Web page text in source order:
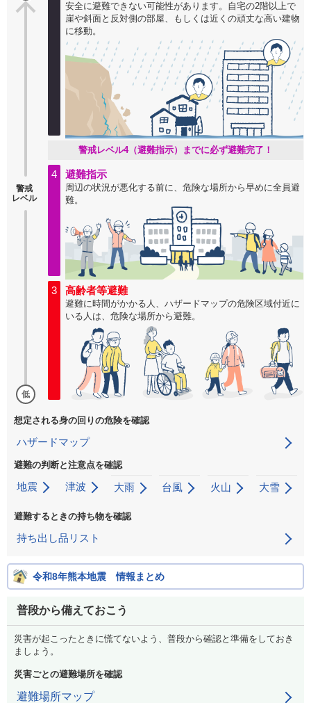
警戒
レベル
安全に避難できない可能性があります。自宅の2階以上で
崖や斜面と反対側の部屋、もしくは近くの頑丈な高い建物
に移動。
警戒レベル4（避難指示）までに必ず避難完了！
4 避難指示
周辺の状況が悪化する前に、危険な場所から早めに全員避
難。
低
3 高齢者等避難
避難に時間がかかる人、ハザードマップの危険区域付近に
いる人は、危険な場所から避難。
想定される身の回りの危険を確認
ハザードマップ
避難の判断と注意点を確認
地震 津波 大雨 台風 火山 大雪
避難するときの持ち物を確認
持ち出し品リスト
令和8年熊本地震 情報まとめ
普段から備えておこう
災害が起こったときに慌てないよう、普段から確認と準備をしておき
ましょう。
災害ごとの避難場所を確認
避難場所マップ